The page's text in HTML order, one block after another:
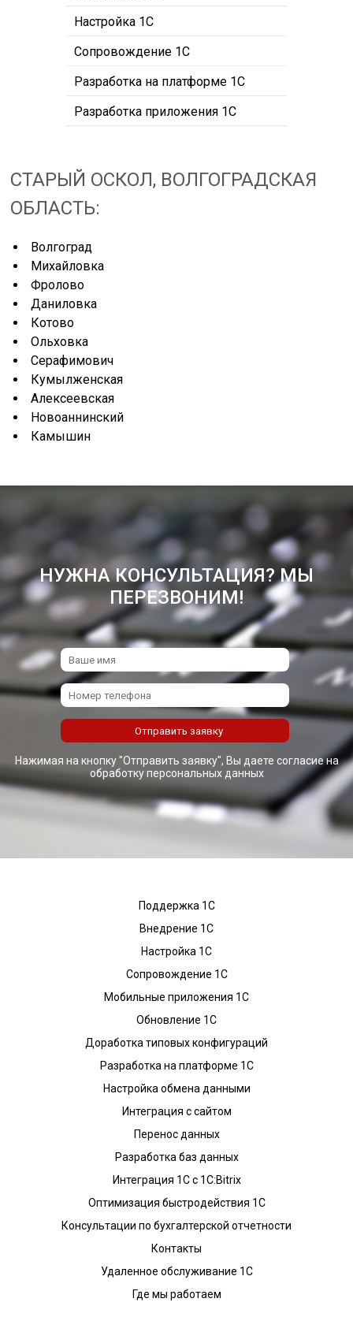
Настройка 1С
Сопровождение 1С
Разработка на платформе 1С
Разработка приложения 1С
СТАРЫЙ ОСКОЛ, ВОЛГОГРАДСКАЯ
ОБЛАСТЬ:
Волгоград
Михайловка
Фролово
Даниловка
Котово
Ольховка
Серафимович
Кумылженская
Алексеевская
Новоаннинский
Камышин
НУЖНА КОНСУЛЬТАЦИЯ? МЫ
ПЕРЕЗВОНИМ!
Нажимая на кнопку "Отправить заявку", Вы даете согласие на
обработку персональных данных
Поддержка 1С
Внедрение 1С
Настройка 1С
Сопровождение 1С
Мобильные приложения 1С
Обновление 1С
Доработка типовых конфигураций
Разработка на платформе 1С
Настройка обмена данными
Интеграция с сайтом
Перенос данных
Разработка баз данных
Интеграция 1С с 1С:Bitrix
Оптимизация быстродействия 1С
Консультации по бухгалтерской отчетности
Контакты
Удаленное обслуживание 1С
Где мы работаем